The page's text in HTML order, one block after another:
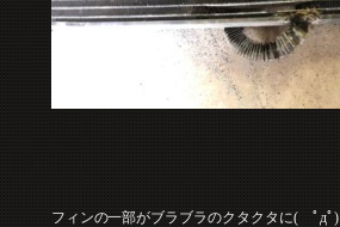
フィンの一部がブラブラのクタクタに( ﾟдﾟ)